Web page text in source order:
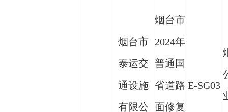
烟台市
泰运交
通设施
有限公
烟台市
2024年
普通国
省道路
面修复
E-SG03